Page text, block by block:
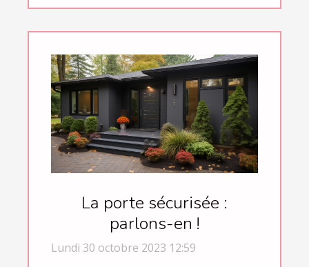
La porte sécurisée :
parlons-en !
Lundi 30 octobre 2023 12:59